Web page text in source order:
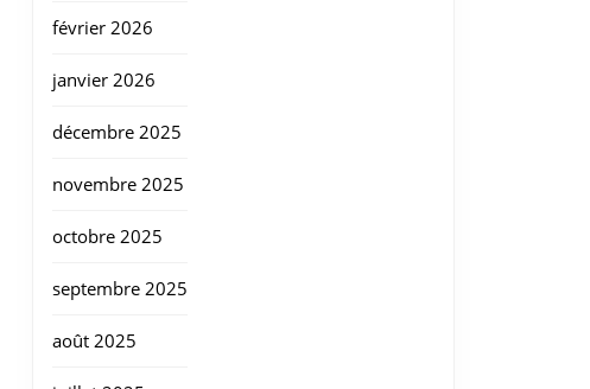
février 2026
janvier 2026
décembre 2025
novembre 2025
octobre 2025
septembre 2025
août 2025